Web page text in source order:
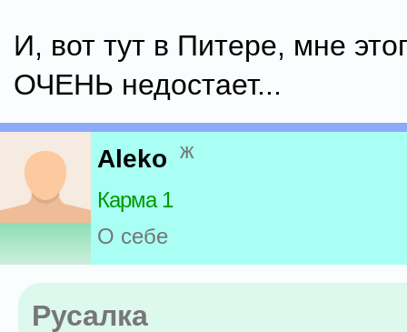
И, вот тут в Питере, мне
ОЧЕНЬ недостает...
Aleko ж
Карма 1
О себе
Русалка